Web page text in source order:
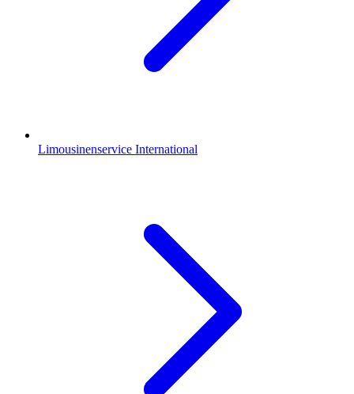
Limousinenservice International